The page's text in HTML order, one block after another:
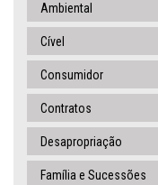
Ambiental
Cível
Consumidor
Contratos
Desapropriação
Família e Sucessões